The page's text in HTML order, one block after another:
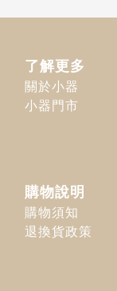
了解更多
關於小器
小器門市
購物說明
購物須知
退換貨政策